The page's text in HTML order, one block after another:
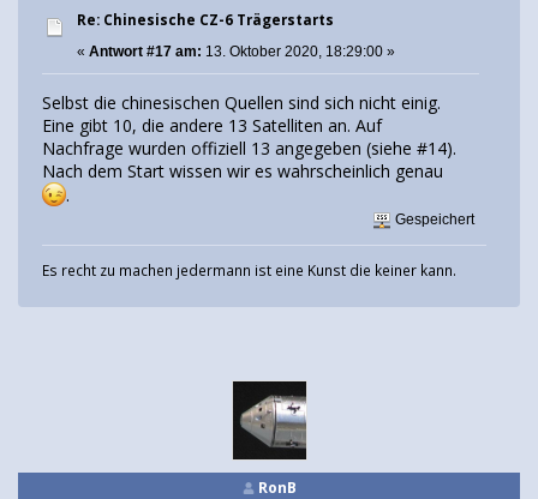
Re: Chinesische CZ-6 Trägerstarts
« Antwort #17 am: 13. Oktober 2020, 18:29:00 »
Selbst die chinesischen Quellen sind sich nicht einig.
Eine gibt 10, die andere 13 Satelliten an. Auf
Nachfrage wurden offiziell 13 angegeben (siehe #14).
Nach dem Start wissen wir es wahrscheinlich genau
.
Gespeichert
Es recht zu machen jedermann ist eine Kunst die keiner kann.
RonB